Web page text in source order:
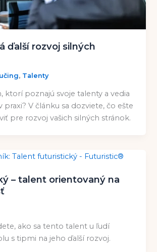
ďalší rozvoj silných
, Talenty
ktorí poznajú svoje talenty a vedia
praxi? V článku sa dozviete, čo ešte
pre rozvoj vašich silných stránok.
– talent orientovaný na
ako sa tento talent u ľudí
s tipmi na jeho ďalší rozvoj.